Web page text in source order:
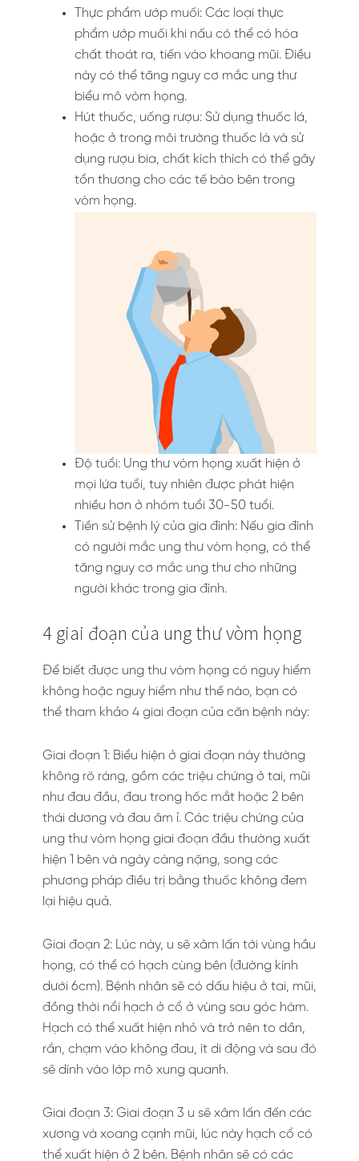
Thực phẩm ướp muối: Các loại thực
phẩm ướp muối khi nấu có thể có hóa
chất thoát ra, tiến vào khoang mũi. Điều
này có thể tăng nguy cơ mắc ung thư
biểu mô vòm họng.
Hút thuốc, uống rượu: Sử dụng thuốc lá,
hoặc ở trong môi trường thuốc là và sử
dụng rượu bia, chất kích thích có thể gây
tổn thương cho các tế bào bên trong
vòm họng.
Độ tuổi: Ung thư vòm họng xuất hiện ở
mọi lứa tuổi, tuy nhiên được phát hiện
nhiều hơn ở nhóm tuổi 30-50 tuổi.
Tiền sử bệnh lý của gia đình: Nếu gia đình
có người mắc ung thư vòm họng, có thể
tăng nguy cơ mắc ung thư cho những
người khác trong gia đình.
4 giai đoạn của ung thư vòm họng
Để biết được ung thư vòm họng có nguy hiểm
không hoặc nguy hiểm như thế nào, bạn có
thể tham khảo 4 giai đoạn của căn bệnh này:
Giai đoạn 1: Biểu hiện ở giai đoạn này thường
không rõ ràng, gồm các triệu chứng ở tai, mũi
như đau đầu, đau trong hốc mắt hoặc 2 bên
thái dương và đau âm ỉ. Các triệu chứng của
ung thư vòm họng giai đoạn đầu thường xuất
hiện 1 bên và ngày càng nặng, song các
phương pháp điều trị bằng thuốc không đem
lại hiệu quả.
Giai đoạn 2: Lúc này, u sẽ xâm lấn tới vùng hầu
họng, có thể có hạch cùng bên (đường kính
dưới 6cm). Bệnh nhân sẽ có dấu hiệu ở tai, mũi,
đồng thời nổi hạch ở cổ ở vùng sau góc hàm.
Hạch có thể xuất hiện nhỏ và trở nên to dần,
rắn, chạm vào không đau, ít di động và sau đó
sẽ dính vào lớp mô xung quanh.
Giai đoạn 3: Giai đoạn 3 u sẽ xâm lấn đến các
xương và xoang cạnh mũi, lúc này hạch cổ có
thể xuất hiện ở 2 bên. Bệnh nhân sẽ có các